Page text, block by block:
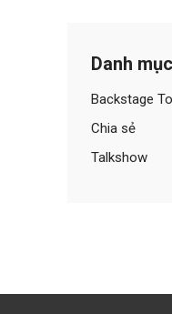
Danh mục
Backstage
Chia sẻ
Talkshow